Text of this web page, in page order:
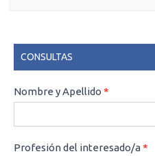
CONSULTAS
CONSULTAS
Nombre y Apellido *
Profesión del interesado/a*